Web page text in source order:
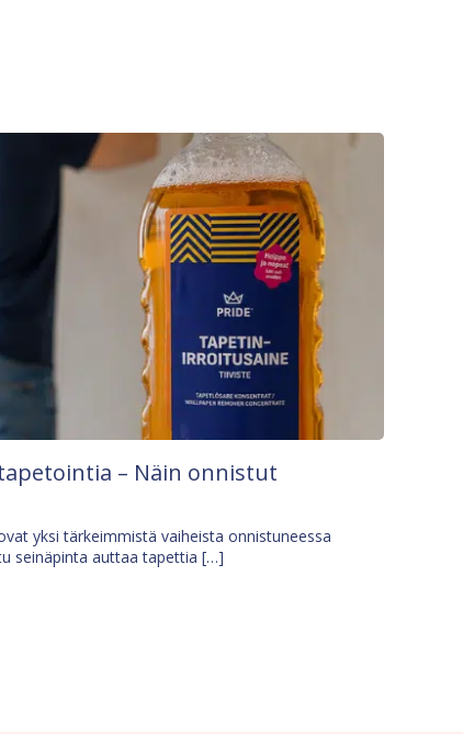
– Näin onnistut
yksi tärkeimmistä vaiheista onnistuneessa
seinäpinta auttaa tapettia […]